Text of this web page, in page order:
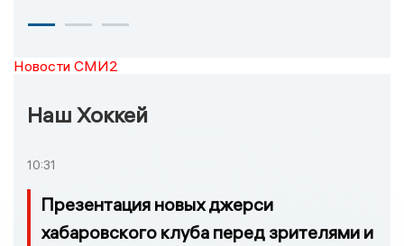
Новости СМИ2
Наш Хоккей
10:31
Презентация новых джерси
хабаровского клуба перед зрителями и